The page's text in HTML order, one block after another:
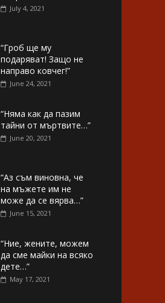
July 4, 2021
“Гроб ще му
подаряват! Защо не
направо ковчег!”
June 24, 2021
“Няма как да пазим
тайни от мъртвите…”
June 20, 2021
“Аз съм виновна, че
на мъжете им не
може да се вярва…”
June 15, 2021
“Ние, жените, можем
да сме майки на всяко
дете…”
May 17, 2021